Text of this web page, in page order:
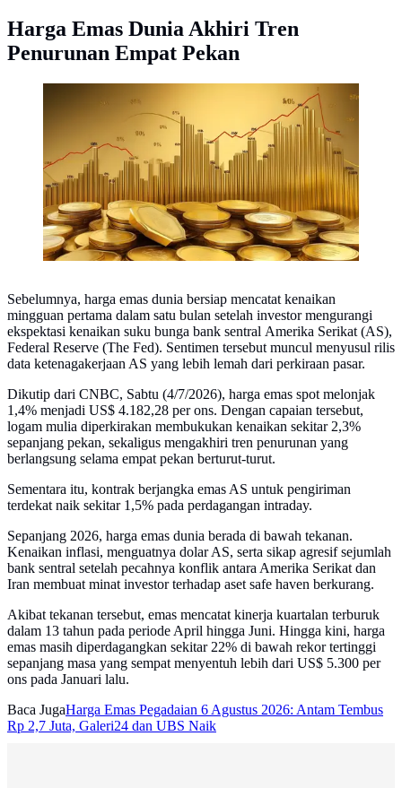
Harga Emas Dunia Akhiri Tren
Penurunan Empat Pekan
Ilustrasi harga emas dunia hari ini (Foto By AI)
Sebelumnya, harga emas dunia bersiap mencatat kenaikan
mingguan pertama dalam satu bulan setelah investor mengurangi
ekspektasi kenaikan suku bunga bank sentral Amerika Serikat (AS),
Federal Reserve (The Fed). Sentimen tersebut muncul menyusul rilis
data ketenagakerjaan AS yang lebih lemah dari perkiraan pasar.
Dikutip dari CNBC, Sabtu (4/7/2026), harga emas spot melonjak
1,4% menjadi US$ 4.182,28 per ons. Dengan capaian tersebut,
logam mulia diperkirakan membukukan kenaikan sekitar 2,3%
sepanjang pekan, sekaligus mengakhiri tren penurunan yang
berlangsung selama empat pekan berturut-turut.
Sementara itu, kontrak berjangka emas AS untuk pengiriman
terdekat naik sekitar 1,5% pada perdagangan intraday.
Sepanjang 2026, harga emas dunia berada di bawah tekanan.
Kenaikan inflasi, menguatnya dolar AS, serta sikap agresif sejumlah
bank sentral setelah pecahnya konflik antara Amerika Serikat dan
Iran membuat minat investor terhadap aset safe haven berkurang.
Akibat tekanan tersebut, emas mencatat kinerja kuartalan terburuk
dalam 13 tahun pada periode April hingga Juni. Hingga kini, harga
emas masih diperdagangkan sekitar 22% di bawah rekor tertinggi
sepanjang masa yang sempat menyentuh lebih dari US$ 5.300 per
ons pada Januari lalu.
Baca JugaHarga Emas Pegadaian 6 Agustus 2026: Antam Tembus
Rp 2,7 Juta, Galeri24 dan UBS Naik